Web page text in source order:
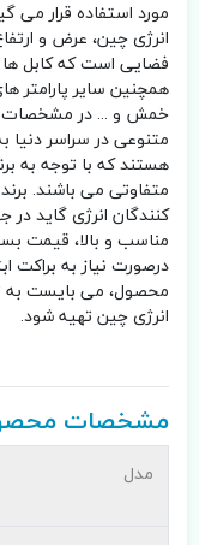
مورد استفاده قرار می
انرژی چین، عرض و
فضایی است که کابل ها
همچنین سایر پارامتر
خمش و ... در مشخصات
متنوعی در سراسر
هستند که با توجه به
کنندگان انرژی گاید
مناسب و بالا، قیمت
درصورت نیاز به براکت
محصول، می بایست به
انرژی چین تهیه شود.
مشخصات
مدل